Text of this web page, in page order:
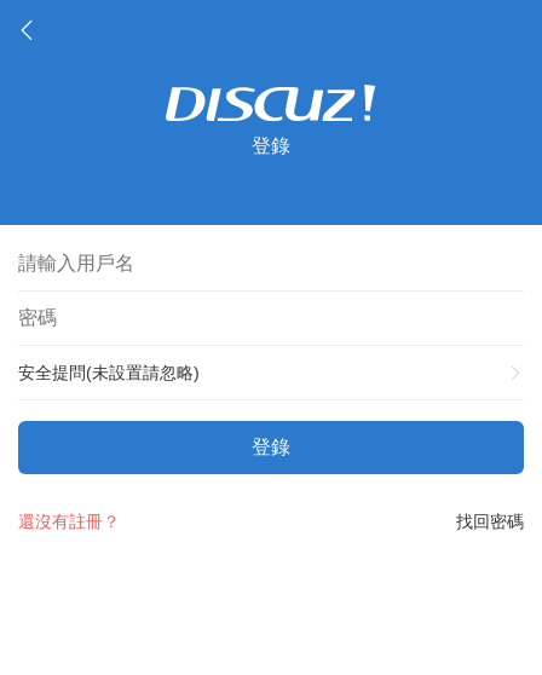
登錄
安全提問(未設置請忽略)
登錄
找回密碼
還沒有註冊？